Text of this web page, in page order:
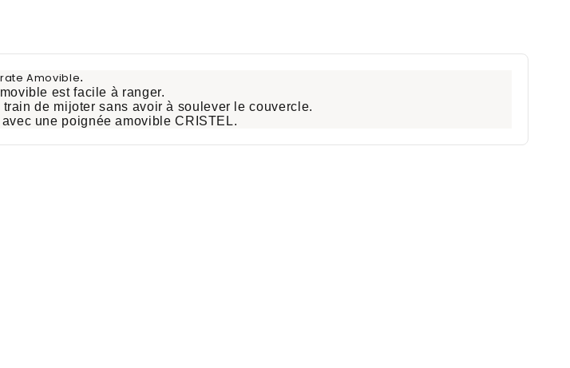
Amovible.
est facile à ranger.
de mijoter sans avoir à soulever le couvercle.
une poignée amovible CRISTEL.